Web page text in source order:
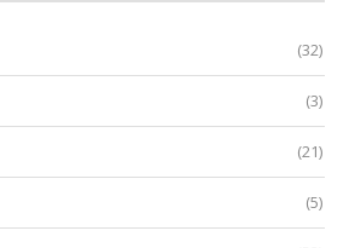
(32)
(3)
(21)
(5)